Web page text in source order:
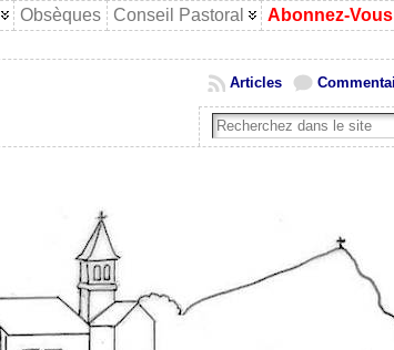
Obsèques Conseil Pastoral
Abonnez-Vous
Articles